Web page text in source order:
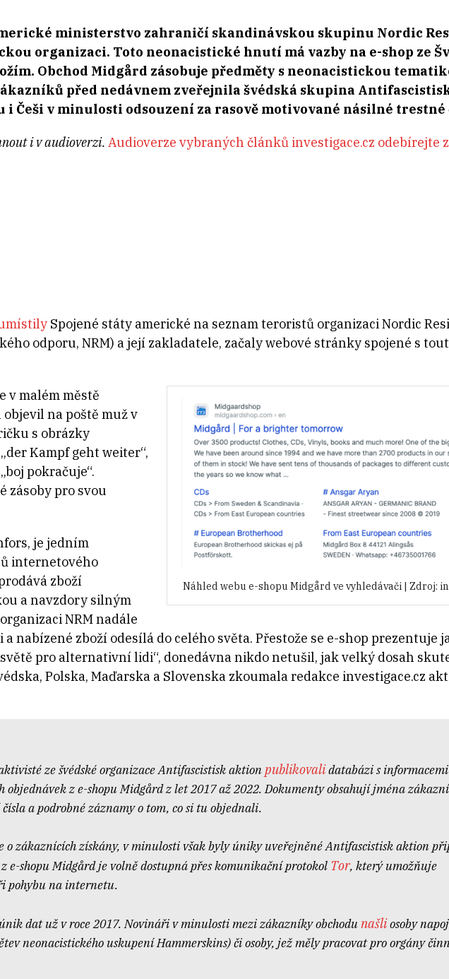
ministerstvo zahraničí skandinávskou skupinu Nordic
organizaci. Toto neonacistické hnutí má vazby na e-shop ze
Obchod Midgård zásobuje předměty s neonacistickou
před nedávnem zveřejnila švédská skupina
Češi v minulosti odsouzení za rasově motivované násilné trestné
i v audioverzi. Audioverze vybraných článků investigace.cz odebírejte
Spojené státy americké na seznam teroristů organizaci Nordic
odporu, NRM) a její zakladatele, začaly webové stránky spojené s
Náhled webu e-shopu Midgård ve vyhledávači | Zdroj:
v malém městě
na poště muž v
s obrázky
Kampf geht weiter“,
pokračuje“.
zásoby pro svou
je jedním
internetového
zboží
a navzdory silným
NRM nadále
nabízené zboží odesílá do celého světa. Přestože se e-shop prezentuje
pro alternativní lidi“, donedávna nikdo netušil, jak velký dosah
Polska, Maďarska a Slovenska zkoumala redakce investigace.cz
ze švédské organizace Antifascistisk aktionpublikovalidatabázi s informacemi
objednávek ze-shopu Midgård zlet 2017 až 2022. Dokumenty obsahují jména
a podrobné záznamy o tom, co si tu objednali.
ozákaznících získány, vminulosti však byly úniky uveřejněné Antifascistisk aktion
e-shopu Midgård jevolně dostupná přes komunikační protokol Tor, který umožňuje
pohybu na internetu.
dat už vroce 2017. Novináři vminulosti mezi zákazníky obchodunašliosoby
neonacistického uskupení Hammerskins) či osoby, jež měly pracovat pro orgány